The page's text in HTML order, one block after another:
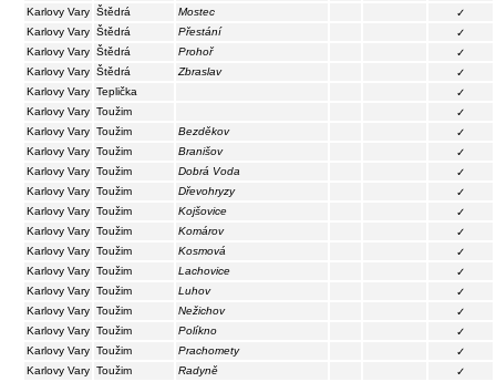
Karlovy Vary Štědrá Mostec
✓
Karlovy Vary Štědrá Přestání
✓
Karlovy Vary Štědrá Prohoř
✓
Karlovy Vary Štědrá Zbraslav
✓
Karlovy Vary Teplička
✓
Karlovy Vary Toužim
✓
Karlovy Vary Toužim Bezděkov
✓
Karlovy Vary Toužim Branišov
✓
Karlovy Vary Toužim Dobrá Voda
✓
Karlovy Vary Toužim Dřevohryzy
✓
Karlovy Vary Toužim Kojšovice
✓
Karlovy Vary Toužim Komárov
✓
Karlovy Vary Toužim Kosmová
✓
Karlovy Vary Toužim Lachovice
✓
Karlovy Vary Toužim Luhov
✓
Karlovy Vary Toužim Nežichov
✓
Karlovy Vary Toužim Políkno
✓
Karlovy Vary Toužim Prachomety
✓
Karlovy Vary Toužim Radyně
✓